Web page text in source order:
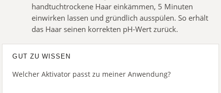
handtuchtrockene Haar einkämmen, 5 Minuten
einwirken lassen und gründlich ausspülen. So erhält
das Haar seinen korrekten pH-Wert zurück.
GUT ZU WISSEN
Welcher Aktivator passt zu meiner Anwendung?